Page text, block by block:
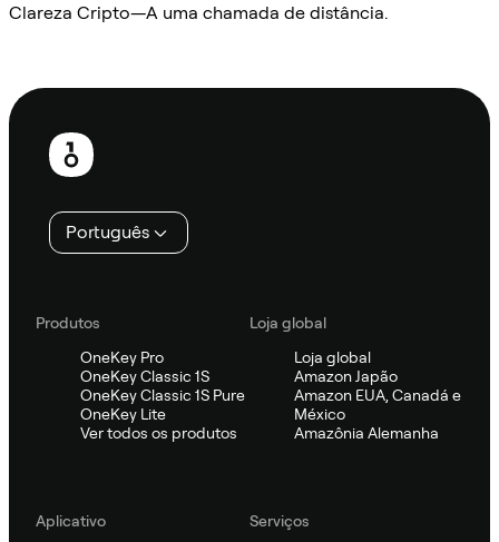
Clareza Cripto—A uma chamada de distância.
Rodapé
Português
Produtos
OneKey Pro
OneKey Classic 1S
OneKey Classic 1S Pure
OneKey Lite
Ver todos os produtos
Loja global
Loja global
Amazon Japão
Amazon EUA, Canadá e
México
Amazônia Alemanha
Aplicativo
Serviços